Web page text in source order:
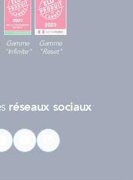
Gamme
"Infinite"
Gamme
"Reset"
réseaux sociaux